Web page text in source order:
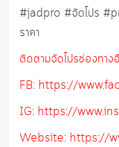
#jadpro #จัดโปร
ราคา
ติดตามจัดโปรช่องทาง
FB: https://
IG: https://
Website: https://